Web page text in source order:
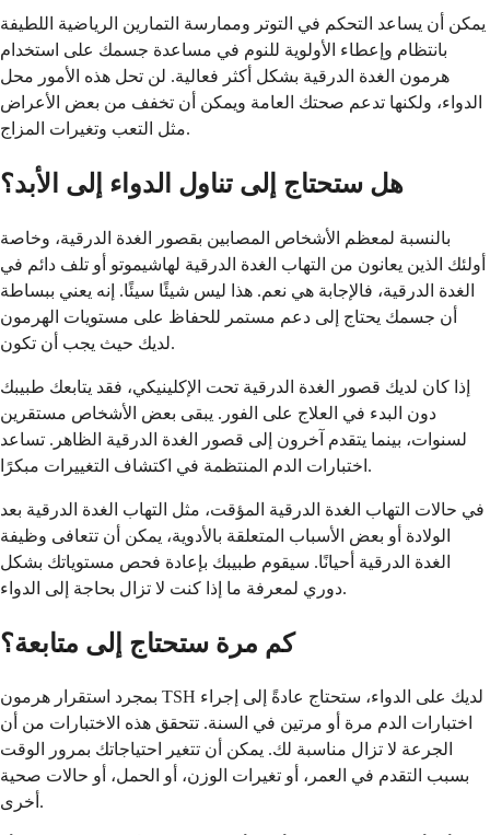
يمكن أن يساعد التحكم في التوتر وممارسة التمارين الرياضية اللطيفة
بانتظام وإعطاء الأولوية للنوم في مساعدة جسمك على استخدام
هرمون الغدة الدرقية بشكل أكثر فعالية. لن تحل هذه الأمور محل
الدواء، ولكنها تدعم صحتك العامة ويمكن أن تخفف من بعض الأعراض
مثل التعب وتغيرات المزاج.
هل ستحتاج إلى تناول الدواء إلى الأبد؟
بالنسبة لمعظم الأشخاص المصابين بقصور الغدة الدرقية، وخاصة
أولئك الذين يعانون من التهاب الغدة الدرقية لهاشيموتو أو تلف دائم في
الغدة الدرقية، فالإجابة هي نعم. هذا ليس شيئًا سيئًا. إنه يعني ببساطة
أن جسمك يحتاج إلى دعم مستمر للحفاظ على مستويات الهرمون
لديك حيث يجب أن تكون.
إذا كان لديك قصور الغدة الدرقية تحت الإكلينيكي، فقد يتابعك طبيبك
دون البدء في العلاج على الفور. يبقى بعض الأشخاص مستقرين
لسنوات، بينما يتقدم آخرون إلى قصور الغدة الدرقية الظاهر. تساعد
اختبارات الدم المنتظمة في اكتشاف التغييرات مبكرًا.
في حالات التهاب الغدة الدرقية المؤقت، مثل التهاب الغدة الدرقية بعد
الولادة أو بعض الأسباب المتعلقة بالأدوية، يمكن أن تتعافى وظيفة
الغدة الدرقية أحيانًا. سيقوم طبيبك بإعادة فحص مستوياتك بشكل
دوري لمعرفة ما إذا كنت لا تزال بحاجة إلى الدواء.
كم مرة ستحتاج إلى متابعة؟
بمجرد استقرار هرمون TSH لديك على الدواء، ستحتاج عادةً إلى إجراء
اختبارات الدم مرة أو مرتين في السنة. تتحقق هذه الاختبارات من أن
الجرعة لا تزال مناسبة لك. يمكن أن تتغير احتياجاتك بمرور الوقت
بسبب التقدم في العمر، أو تغيرات الوزن، أو الحمل، أو حالات صحية
أخرى.